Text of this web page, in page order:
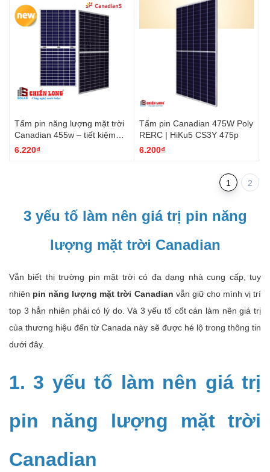
Tấm pin năng lượng mặt trời
Canadian 455w – tiết kiệm
diện tích tối đa
6.220₫
Tấm pin Canadian 475W Poly
RERC | HiKu5 CS3Y 475p
6.200₫
1 2
3 yếu tố làm nên giá trị pin năng
lượng mặt trời Canadian
Vẫn biết thị trường pin mặt trời có đa dạng nhà cung cấp, tuy
nhiên pin năng lượng mặt trời Canadian vẫn giữ cho mình vị trí
top 3 hẳn nhiên phải có lý do. Và 3 yếu tố cốt cán làm nên giá trị
của thương hiệu đến từ Canada này sẽ được hé lộ trong thông tin
dưới đây.
1. 3 yếu tố làm nên giá trị
pin năng lượng mặt trời
Canadian